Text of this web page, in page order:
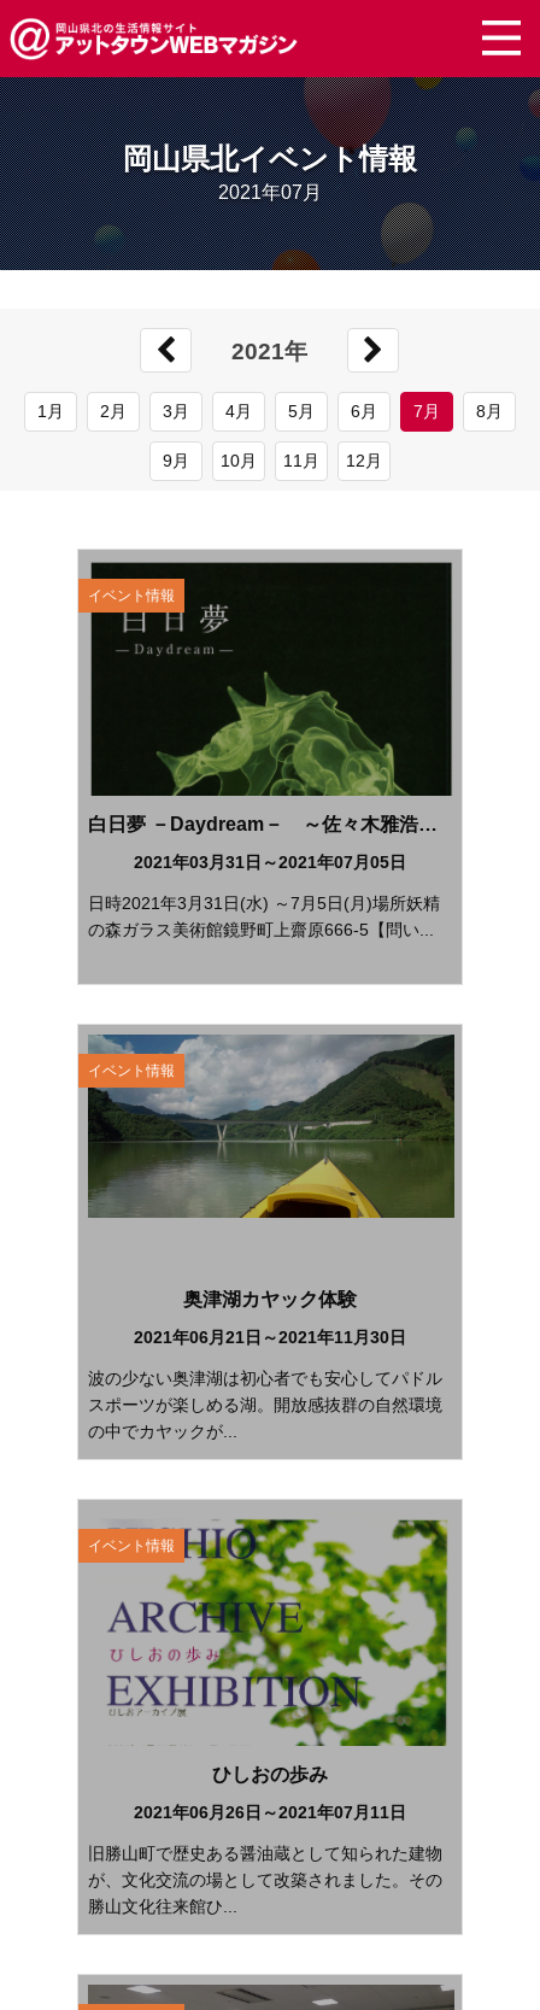
岡山県北イベント情報
2021年07月
2021年
1月 2月 3月 4月 5月 6月 7月 8月
9月 10月 11月 12月
イベント情報
白日夢 －Daydream－ ～佐々木雅浩ガラス造形展～
2021年03月31日～2021年07月05日
日時2021年3月31日(水) ～7月5日(月)場所妖精
の森ガラス美術館鏡野町上齋原666-5【問い...
イベント情報
奥津湖カヤック体験
2021年06月21日～2021年11月30日
波の少ない奥津湖は初心者でも安心してパドル
スポーツが楽しめる湖。開放感抜群の自然環境
の中でカヤックが...
イベント情報
ひしおの歩み
2021年06月26日～2021年07月11日
旧勝山町で歴史ある醤油蔵として知られた建物
が、文化交流の場として改築されました。その
勝山文化往来館ひ...